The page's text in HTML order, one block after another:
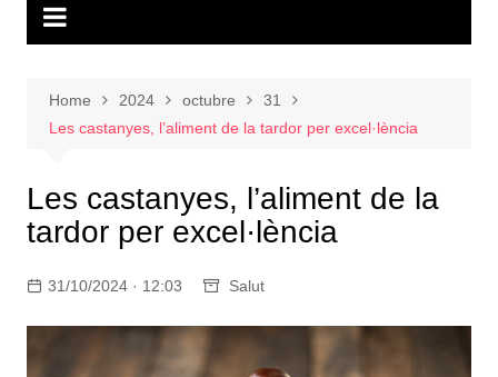
Home 2024 octubre
31
Les castanyes, l’aliment de la tardor per excel·lència
Les castanyes, l’aliment de la
tardor per excel·lència
31/10/2024 · 12:03 Salut